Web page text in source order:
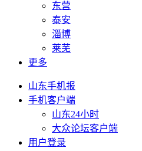
东营
泰安
淄博
莱芜
更多
山东手机报
手机客户端
山东24小时
大众论坛客户端
用户登录